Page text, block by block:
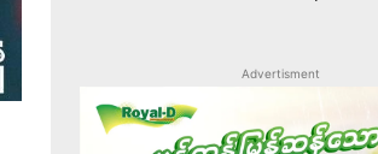
Advertisment